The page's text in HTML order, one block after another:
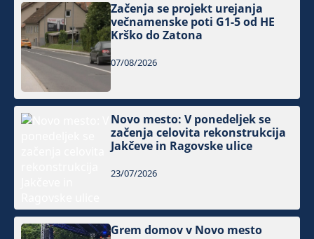
Začenja se projekt urejanja
večnamenske poti G1-5 od HE
Krško do Zatona
07/08/2026
Novo mesto: V ponedeljek se
začenja celovita rekonstrukcija
Jakčeve in Ragovske ulice
23/07/2026
Grem domov v Novo mesto